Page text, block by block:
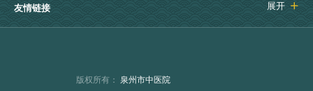
友情链接 展开 
版权所有：
泉州市中医院